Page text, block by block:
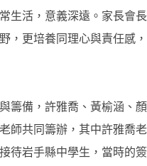
生活，意義深遠。家長會長
，更培養同理心與責任感，
籌備，許雅喬、黃榆涵、顏
師共同籌辦，其中許雅喬老
待岩手縣中學生，當時的簽